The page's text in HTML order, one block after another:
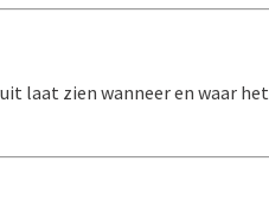
laat zien wanneer en waar het